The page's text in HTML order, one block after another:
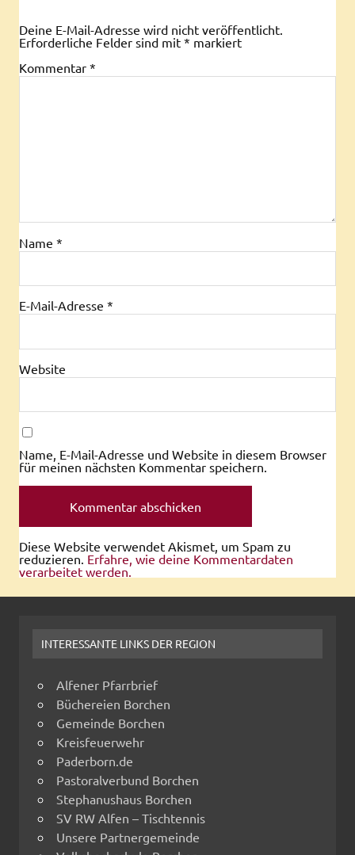
Deine E-Mail-Adresse wird nicht veröffentlicht.
Erforderliche Felder sind mit * markiert
Kommentar *
Name *
E-Mail-Adresse *
Website
Name, E-Mail-Adresse und Website in diesem Browser
für meinen nächsten Kommentar speichern.
Diese Website verwendet Akismet, um Spam zu
reduzieren. Erfahre, wie deine Kommentardaten
verarbeitet werden.
INTERESSANTE LINKS DER REGION
Alfener Pfarrbrief
Büchereien Borchen
Gemeinde Borchen
Kreisfeuerwehr
Paderborn.de
Pastoralverbund Borchen
Stephanushaus Borchen
SV RW Alfen – Tischtennis
Unsere Partnergemeinde